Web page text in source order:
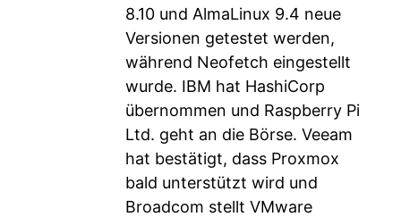
8.10 und AlmaLinux 9.4 neue
Versionen getestet werden,
während Neofetch eingestellt
wurde. IBM hat HashiCorp
übernommen und Raspberry Pi
Ltd. geht an die Börse. Veeam
hat bestätigt, dass Proxmox
bald unterstützt wird und
Broadcom stellt VMware